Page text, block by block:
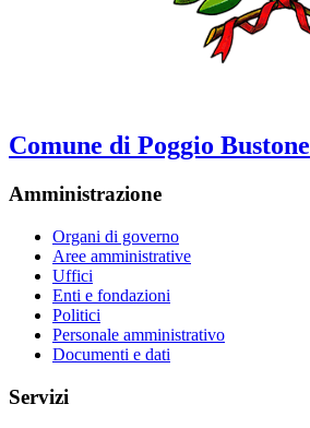
Comune di Poggio Bustone
Amministrazione
Organi di governo
Aree amministrative
Uffici
Enti e fondazioni
Politici
Personale amministrativo
Documenti e dati
Servizi